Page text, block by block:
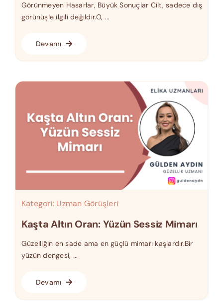
Görünmeyen Hasarlar, Büyük Sonuçlar Cilt, sadece dış
görünüşle ilgili değildir.O, ...
Devamı
Kategori: Uzman Görüşleri
Kaşta Altın Oran: Yüzün Sessiz Mimarı
Güzelliğin en sade ama en güçlü mimarı kaşlardır.Bir
yüzün dengesi, ...
Devamı